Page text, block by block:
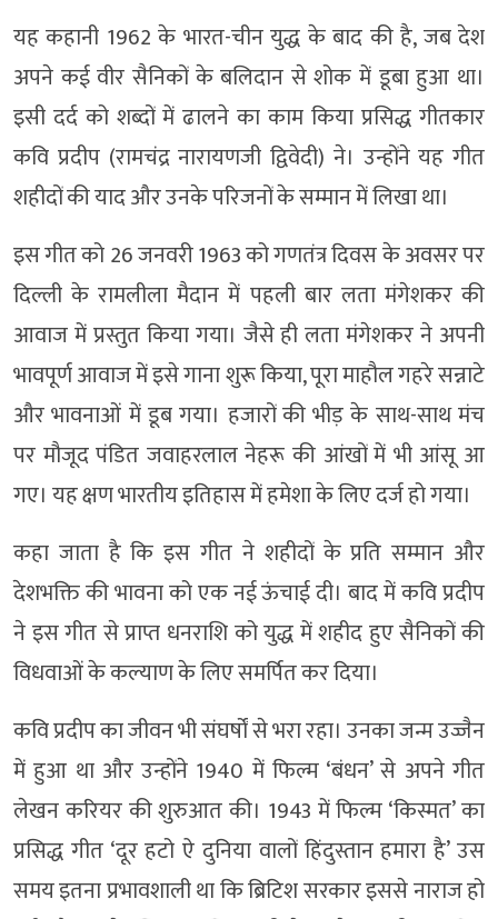
यह कहानी 1962 के भारत-चीन युद्ध के बाद की है, जब देश
अपने कई वीर सैनिकों के बलिदान से शोक में डूबा हुआ था।
इसी दर्द को शब्दों में ढालने का काम किया प्रसिद्ध गीतकार
कवि प्रदीप (रामचंद्र नारायणजी द्विवेदी) ने। उन्होंने यह गीत
शहीदों की याद और उनके परिजनों के सम्मान में लिखा था।
इस गीत को 26 जनवरी 1963 को गणतंत्र दिवस के अवसर पर
दिल्ली के रामलीला मैदान में पहली बार लता मंगेशकर की
आवाज में प्रस्तुत किया गया। जैसे ही लता मंगेशकर ने अपनी
भावपूर्ण आवाज में इसे गाना शुरू किया, पूरा माहौल गहरे सन्नाटे
और भावनाओं में डूब गया। हजारों की भीड़ के साथ-साथ मंच
पर मौजूद पंडित जवाहरलाल नेहरू की आंखों में भी आंसू आ
गए। यह क्षण भारतीय इतिहास में हमेशा के लिए दर्ज हो गया।
कहा जाता है कि इस गीत ने शहीदों के प्रति सम्मान और
देशभक्ति की भावना को एक नई ऊंचाई दी। बाद में कवि प्रदीप
ने इस गीत से प्राप्त धनराशि को युद्ध में शहीद हुए सैनिकों की
विधवाओं के कल्याण के लिए समर्पित कर दिया।
कवि प्रदीप का जीवन भी संघर्षों से भरा रहा। उनका जन्म उज्जैन
में हुआ था और उन्होंने 1940 में फिल्म ‘बंधन’ से अपने गीत
लेखन करियर की शुरुआत की। 1943 में फिल्म ‘किस्मत’ का
प्रसिद्ध गीत ‘दूर हटो ऐ दुनिया वालों हिंदुस्तान हमारा है’ उस
समय इतना प्रभावशाली था कि ब्रिटिश सरकार इससे नाराज हो